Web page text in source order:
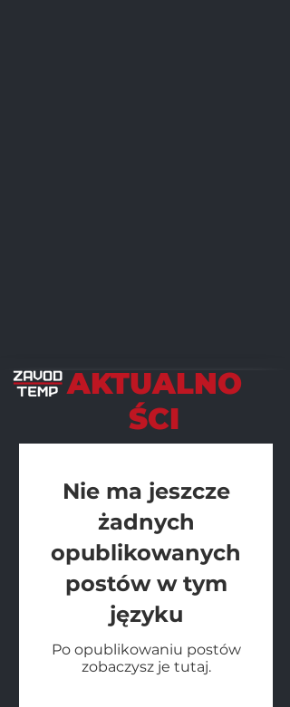
AKTUALNO
ŚCI
Nie ma jeszcze
żadnych
opublikowanych
postów w tym
języku
Po opublikowaniu postów
zobaczysz je tutaj.